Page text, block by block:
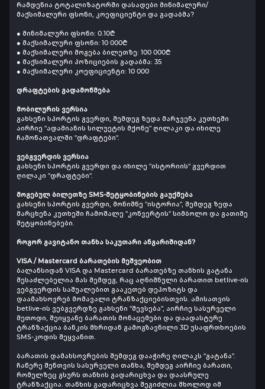
რამდენია ტოტალიზატორში დასადები მინიმალური/
მაქსიმალური ფსონი, კოეფიციენტი და გადაბმა?
● მინიმალური ფსონი: 0.10₾
● მაქსიმალური ფსონი: 10 000₾
● მაქსიმალური მოგება ბილეთზე: 100 000₾
● მაქსიმალური პოზიციების გადაბმა: 35
● მაქსიმალური კოეფიციენტი: 10 000
დრაფტების გადამოწმება
მობილურის ვერსია
გახსენი სპორტის გვერდი, შემდეგ ზედა მარჯვენა კუთხეში
აირჩიე "ადამიანის სილუეტის მქონე" ღილაკი და იხილე
ჩამონათვალში "დრაფტები".
ვებგვერდის ვერსია
გახსენი სპორტის გვერდი და იხილე "ისტორიის" გვერდით
ღილაკი "დრაფტები".
მოგებულ ბილეთზე SMS-შეტყობინების გაუქმება
გახსენი სპორტის გვერდი, მონიშნე "ისტორია", შემდეგ ზედა
მარცხენა კუთხეში ჩამოშალე "კონვერტის" სიმბოლო და გათიშე
შეტყობინებები.
როგორ გავიტანო თანხა საკუთარი ანგარიშიდან?
VISA / Mastercard ბარათების მეშვეობით
ბალანსიდან VISA და Mastercard ბარათებზე თანხის გატანა
შესაძლებელია მას შემდეგ, რაც აღნიშნული ბარათით betlive-ის
ვებგვერდის საშუალებით გააკეთებ დეპოზიტს და
დაამახსოვრებ მომავალი ტრანზაქციებისთვის. ამისათვის
betlive-ის ვებგვერდზე გახსენი "შევსება", აირჩიე სასურველი
მეთოდი, შეიყვანე ბარათის მონაცემები და დაადასტურე
ტრანზაქცია ბანკის მხრიდან გამოგზავნილი 3D უსაფრთხოების
SMS-კოდის შეყვანით.
ბარათის დამახსოვრების შემდეგ დააჭირე ღილაკს "გატანა".
ჩაწერე შენთვის სასურველი თანხა, შემდეგ აირჩიე ბარათი,
რომელზეც გსურს თანხის გადარიცხვა და დაასრულე
ტრანზაქცია. თანხის გადარიცხვა შეგიძლია მხოლოდ იმ